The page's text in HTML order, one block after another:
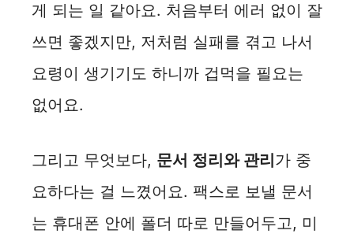
게 되는 일 같아요. 처음부터 에러 없이 잘
쓰면 좋겠지만, 저처럼 실패를 겪고 나서
요령이 생기기도 하니까 겁먹을 필요는
없어요.
그리고 무엇보다, 문서 정리와 관리가 중
요하다는 걸 느꼈어요. 팩스로 보낼 문서
는 휴대폰 안에 폴더 따로 만들어두고, 미